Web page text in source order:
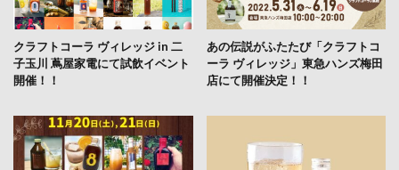
クラフトコーラ ヴィレッジ in 二
子玉川 蔦屋家電にて試飲イベント
開催！！
あの伝説がふたたび「クラフトコ
ーラ ヴィレッジ」東急ハンズ梅田
店にて開催決定！！